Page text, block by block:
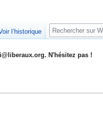
N'hésitez pas !
l’historique Rechercher